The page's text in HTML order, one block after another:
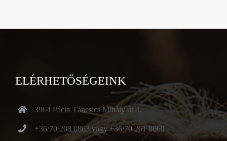
ELÉRHETŐSÉGEINK
3964 Pácin Táncsics Mihály út 4.
+36/70 208 0863 vagy +36/70 261 8669